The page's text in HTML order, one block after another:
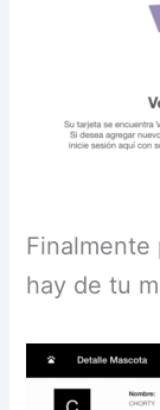
Finalmente
hay de tu